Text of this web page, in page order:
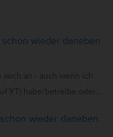
wieder daneben
an - auch wenn ich
YT) habe/betreibe oder…
wieder daneben